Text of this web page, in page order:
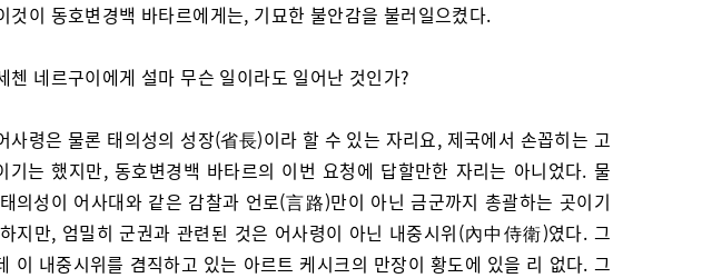
것이 동호변경백 바타르에게는, 기묘한 불안감을 불러일으켰다.
첸 네르구이에게 설마 무슨 일이라도 일어난 것인가?
사령은 물론 태의성의 성장(省長)이라 할 수 있는 자리요, 제국에서 손꼽히는 고
기는 했지만, 동호변경백 바타르의 이번 요청에 답할만한 자리는 아니었다. 물
의성이 어사대와 같은 감찰과 언로(言路)만이 아닌 금군까지 총괄하는 곳이기
지만, 엄밀히 군권과 관련된 것은 어사령이 아닌 내중시위(內中侍衛)였다. 그
이 내중시위를 겸직하고 있는 아르트 케시크의 만장이 황도에 있을 리 없다. 그